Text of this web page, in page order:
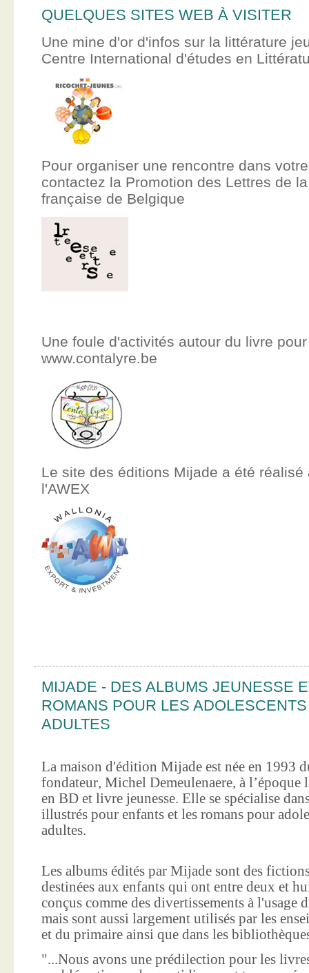
QUELQUES SITES WEB À VISITER
Une mine d'or d'infos sur la littérature
Centre International d'études en
Pour organiser une rencontre dans
contactez la Promotion des Lettres de
française de Belgique
Une foule d'activités autour du livre
www.contalyre.be
Le site des éditions Mijade a été réalisé
l'AWEX
MIJADE - DES ALBUMS JEUNESSE
ROMANS POUR LES
ADULTES
La maison d'édition Mijade est née en 1993
fondateur, Michel Demeulenaere, à l’époque
en BD et livre jeunesse. Elle se spécialise
illustrés pour enfants et les romans pour
adultes.
Les albums édités par Mijade sont des
destinées aux enfants qui ont entre deux et
conçus comme des divertissements à
mais sont aussi largement utilisés par les
et du primaire ainsi que dans les
"...Nous avons une prédilection pour les